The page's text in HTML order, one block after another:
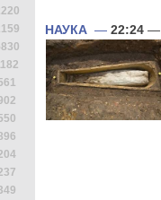
НАУКА — 22:24 —